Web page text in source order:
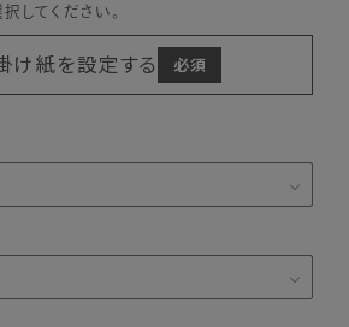
してください。
け紙を設定する